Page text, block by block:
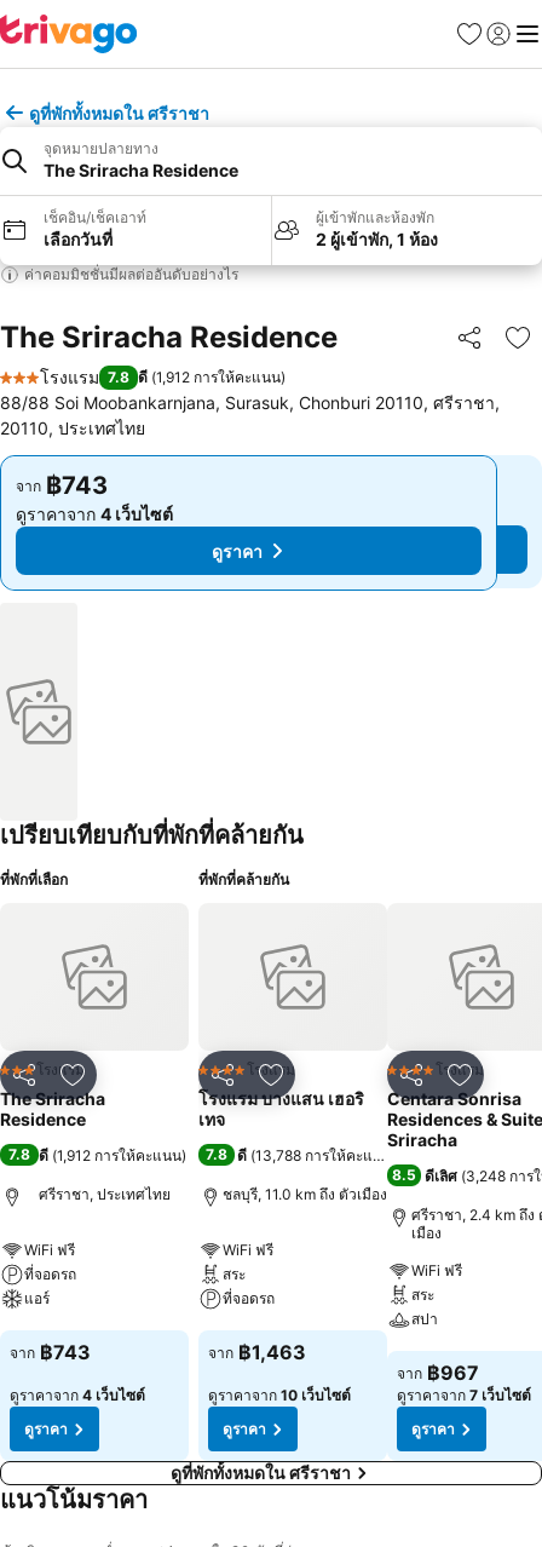
รายการโป
เข้าสู่ร
เมนู
ดูที่พักทั้งหมดใน ศรีราชา
จุดหมายปลายทาง
The Sriracha Residence
เช็คอิน/เช็คเอาท์
เลือกวันที่
ผู้เข้าพักและห้องพัก
2 ผู้เข้าพัก, 1 ห้อง
ค่าคอมมิชชั่นมีผลต่ออันดับอย่างไร
The Sriracha Residence แชร์
เ
3 ดาว
โรงแรม 7.8 ดี (1,912 การให้คะแนน)
88/88 Soi Moobankarnjana, Surasuk, Chonburi 20110, ศรีราชา,
20110, ประเทศไทย
จาก ฿743
ดูราคาจาก 4 เว็บไซต์
ดูราคา
จาก ฿743
ดูราคาจาก 4 เว็บไซต์
ดูราคา
เปรียบเทียบกับที่พักที่คล้ายกัน
ที่พักที่เลือก
แชร์ เพิ่มในรายการโปรด
3 ดาวโรงแรม
The Sriracha
Residence
7.8 ดี (1,912 การให้คะแนน)
ศรีราชา, ประเทศไทย
WiFi ฟรี
ที่จอดรถ
แอร์
ดูราคา
จาก ฿743
ดูราคาจาก 4 เว็บไซต์
ดูราคา
ที่พักที่คล้ายกัน
แชร์ เพิ่มในรายการโปรด
4 ดาว โรงแรม
โรงแรม บางแสน เฮอริ
เทจ
7.8 ดี (13,788 การให้คะแนน
ชลบุรี, 11.0 km ถึง ตัวเมือง
WiFi ฟรี
สระ
ที่จอดรถ
ดูราคา
จาก ฿1,463
ดูราคาจาก 10 เว็บไซต์
ดูราคา
แชร์ เพิ่มในรา
4 ดาว โรงแรม
Centara Sonrisa
Residences &
Sriracha
8.5 ดีเลิศ (3,248 การ
ศรีราชา, 2.4 km ถึง
เมือง
WiFi ฟรี
สระ
สปา
ดูราคา
จาก ฿967
ดูราคาจาก 7 เว็บไซต์
ดูราคา
ดูที่พักทั้งหมดใน ศรีราชา
แนวโน้มราคา